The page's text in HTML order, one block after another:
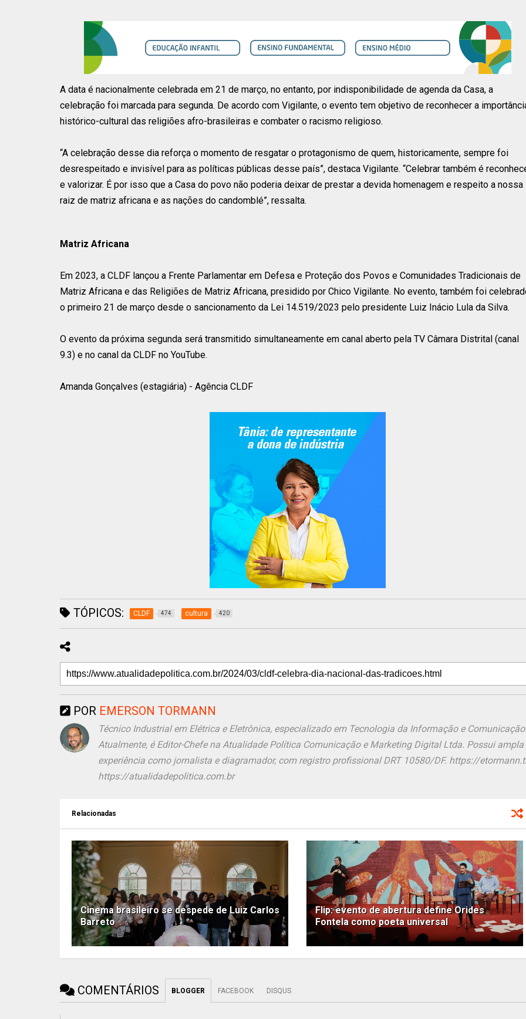
A data é nacionalmente celebrada em 21 de março, no entanto, por indisponibilidade de agenda da Casa, a
celebração foi marcada para segunda. De acordo com Vigilante, o evento tem objetivo de reconhecer a
histórico-cultural das religiões afro-brasileiras e combater o racismo religioso.
“A celebração desse dia reforça o momento de resgatar o protagonismo de quem, historicamente, sempre foi
desrespeitado e invisível para as políticas públicas desse país”, destaca Vigilante. “Celebrar também é
e valorizar. É por isso que a Casa do povo não poderia deixar de prestar a devida homenagem e respeito a nossa
raiz de matriz africana e as nações do candomblé”, ressalta.
Matriz Africana
Em 2023, a CLDF lançou a Frente Parlamentar em Defesa e Proteção dos Povos e Comunidades Tradicionais de
Matriz Africana e das Religiões de Matriz Africana, presidido por Chico Vigilante. No evento, também foi
o primeiro 21 de março desde o sancionamento da Lei 14.519/2023 pelo presidente Luiz Inácio Lula da Silva.
O evento da próxima segunda será transmitido simultaneamente em canal aberto pela TV Câmara Distrital (canal
9.3) e no canal da CLDF no YouTube.
Amanda Gonçalves (estagiária) - Agência CLDF
TÓPICOS: CLDF 474 cultura 420
POR EMERSON TORMANN
Técnico Industrial em Elétrica e Eletrônica, especializado em Tecnologia da Informação e
Atualmente, é Editor-Chefe na Atualidade Política Comunicação e Marketing Digital Ltda. Possui ampla
experiência como jornalista e diagramador, com registro profissional DRT 10580/DF. https://
https://atualidadepolitica.com.br
Relacionadas
Cinema brasileiro se despede de Luiz Carlos
Barreto
Flip: evento de abertura define Orides
Fontela como poeta universal
COMENTÁRIOS BLOGGER FACEBOOK DISQUS